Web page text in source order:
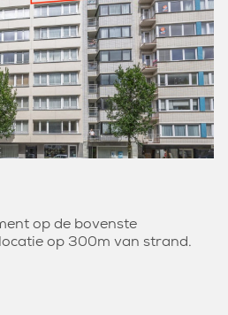
op de bovenste
op 300m van strand.